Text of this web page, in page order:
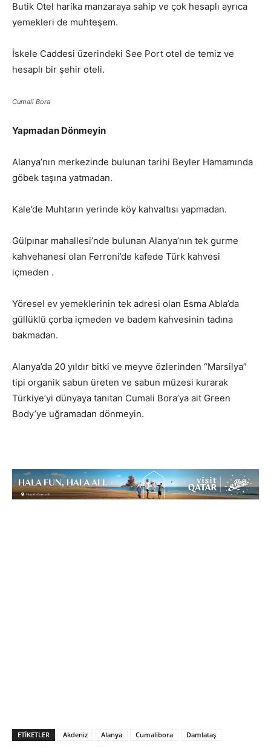
Butik Otel harika manzaraya sahip ve çok hesaplı ayrıca
yemekleri de muhteşem.
İskele Caddesi üzerindeki See Port otel de temiz ve
hesaplı bir şehir oteli.
Cumali Bora
Yapmadan Dönmeyin
Alanya’nın merkezinde bulunan tarihi Beyler Hamamında
göbek taşına yatmadan.
Kale’de Muhtarın yerinde köy kahvaltısı yapmadan.
Gülpınar mahallesi’nde bulunan Alanya’nın tek gurme
kahvehanesi olan Ferroni’de kafede Türk kahvesi
içmeden .
Yöresel ev yemeklerinin tek adresi olan Esma Abla’da
güllüklü çorba içmeden ve badem kahvesinin tadına
bakmadan.
Alanya’da 20 yıldır bitki ve meyve özlerinden “Marsilya”
tipi organik sabun üreten ve sabun müzesi kurarak
Türkiye’yi dünyaya tanıtan Cumali Bora’ya ait Green
Body’ye uğramadan dönmeyin.
ETIKETLER Akdeniz Alanya Cumalibora
Damlataş